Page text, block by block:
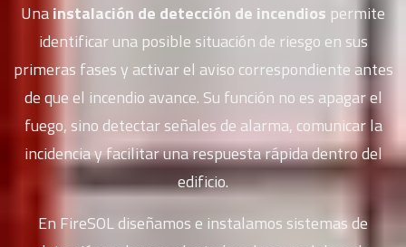
Unainstalación de detección de incendios permite
identificar una posible situación de riesgo en sus
primeras fases y activar el aviso correspondiente antes
de que el incendio avance. Su función no es apagar el
fuego, sino detectar señales de alarma, comunicar la
incidencia y facilitar una respuesta rápida dentro del
edificio.
En FireSOL diseñamos e instalamos sistemas de